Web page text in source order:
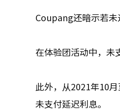
Coupang还暗示若未
在体验团活动中，未
此外，从2021年10
未支付延迟利息。